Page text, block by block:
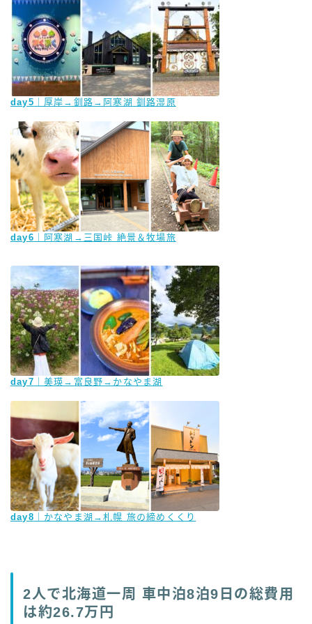
day5 ｜厚岸→釧路→阿寒湖 釧路湿原
day6 ｜阿寒湖→三国峠 絶景＆牧場旅
day7 ｜美瑛→富良野→かなやま湖
day8 ｜かなやま湖→札幌 旅の締めくくり
2人で北海道一周 車中泊8泊9日の総費用
は約26.7万円